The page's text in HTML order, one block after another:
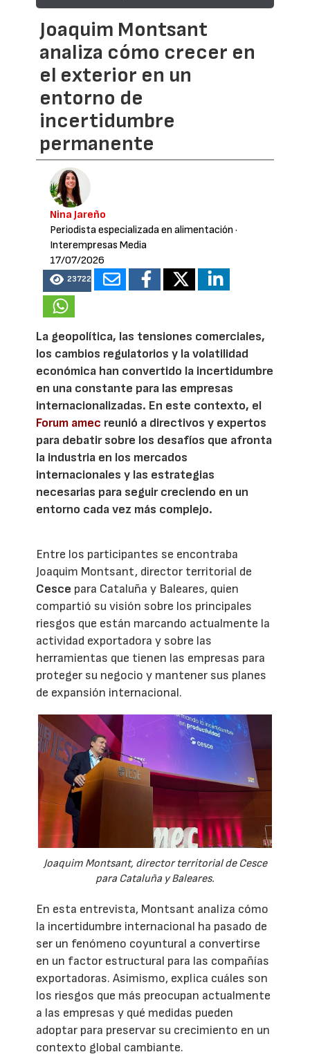
Joaquim Montsant
analiza cómo crecer en
el exterior en un
entorno de
incertidumbre
permanente
Nina Jareño
Periodista especializada en alimentación ·
Interempresas Media
17/07/2026
23722
La geopolítica, las tensiones comerciales,
los cambios regulatorios y la volatilidad
económica han convertido la incertidumbre
en una constante para las empresas
internacionalizadas. En este contexto, el
Forum amec reunió a directivos y expertos
para debatir sobre los desafíos que afronta
la industria en los mercados
internacionales y las estrategias
necesarias para seguir creciendo en un
entorno cada vez más complejo.
Entre los participantes se encontraba
Joaquim Montsant, director territorial de
Cesce para Cataluña y Baleares, quien
compartió su visión sobre los principales
riesgos que están marcando actualmente la
actividad exportadora y sobre las
herramientas que tienen las empresas para
proteger su negocio y mantener sus planes
de expansión internacional.
Joaquim Montsant, director territorial de Cesce
para Cataluña y Baleares.
En esta entrevista, Montsant analiza cómo
la incertidumbre internacional ha pasado de
ser un fenómeno coyuntural a convertirse
en un factor estructural para las compañías
exportadoras. Asimismo, explica cuáles son
los riesgos que más preocupan actualmente
a las empresas y qué medidas pueden
adoptar para preservar su crecimiento en un
contexto global cambiante.